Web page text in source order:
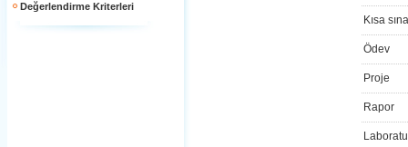
Değerlendirme Kriterleri
Kısa
Ödev
Proje
Rapor